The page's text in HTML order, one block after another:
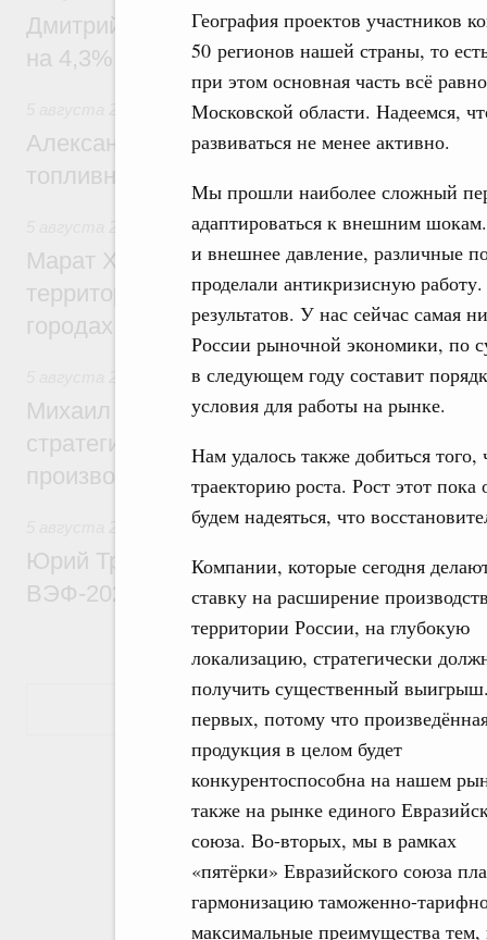
География проектов участников
50 регионов нашей страны, то
при этом основная часть всё
Московской области. Надеемся,
развиваться не менее активно.
Мы прошли наиболее сложный
адаптироваться к внешним
и внешнее давление, различные
проделали антикризисную
результатов. У нас сейчас самая
России рыночной экономики, по
в следующем году составит
условия для работы на рынке.
Нам удалось также добиться
траекторию роста. Рост этот
будем надеяться, что
Компании, которые сегодня
ставку на расширение
территории России, на глубокую
локализацию, стратегически
получить существенный
первых, потому что
продукция в целом будет
конкурентоспособна на нашем
также на рынке единого
союза. Во-вторых, мы в рамках
«пятёрки» Евразийского союза
гармонизацию таможенно-
максимальные преимущества тем,
Дмитрий Чернышенко: Внутренний
на 4,3%, въездной – на 20,1%
Оборот бензина и дизельного топлива
Александр Новак провёл совещание по
топливном рынке
Жилищная политика, рынок жилья
Марат Хуснуллин: Первые проекты
территорий в Донбассе и Новороссии
городах ДНР
Вопросы производительности труда и
Михаил Мишустин дал поручения по
стратегической сессии, посвящённой
производительности труда
Общие вопросы развития ДФО
Юрий Трутнев: Опубликована
ВЭФ-2026